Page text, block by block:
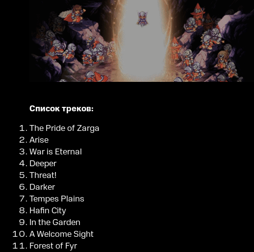
Список треков:
The Pride of Zarga
Arise
War is Eternal
Deeper
Threat!
Darker
Tempes Plains
Hafin City
In the Garden
A Welcome Sight
Forest of Fyr